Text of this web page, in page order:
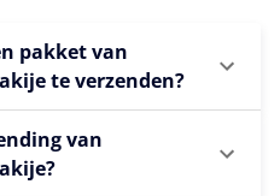
pakket van
te verzenden?
van